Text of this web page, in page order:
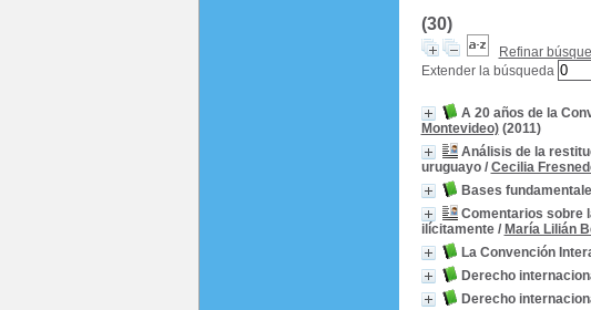
(30)
Refinar
Extender la búsqueda
A 20 años de la
Montevideo)(2011)
Análisis de la
uruguayo/ Cecilia
Bases
Comentarios sobre
ilícitamente/ María Lilián
La Convención
Derecho
Derecho